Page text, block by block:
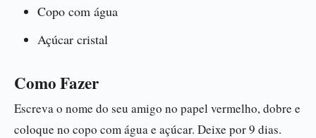
Copo com água
Açúcar cristal
Como Fazer
Escreva o nome do seu amigo no papel vermelho, dobre e
coloque no copo com água e açúcar. Deixe por 9 dias.